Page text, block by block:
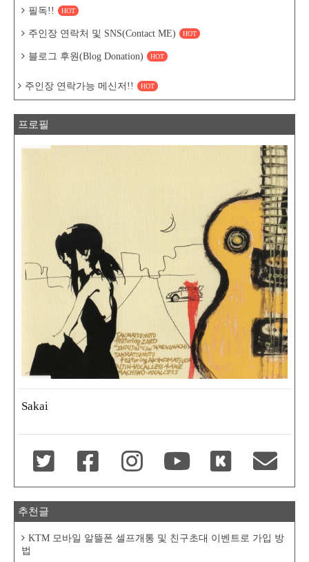
필독!! HOT
주인장 연락처 및 SNS(Contact ME) HOT
블로그 후원(Blog Donation) HOT
주인장 연락가능 메신저!! HOT
프로필
Sakai
추천글
KTM 모바일 알뜰폰 셀프개통 및 친구초대 이벤트로 가입 방
법